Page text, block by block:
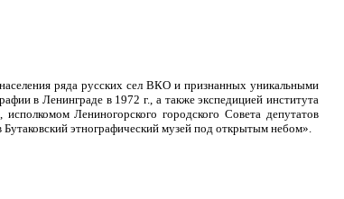
ряда русских сел ВКО и признанных уникальными
в Ленинграде в 1972 г., а также экспедицией института
Лениногорского городского Совета депутатов
Бутаковский этнографический музей под открытым небом».